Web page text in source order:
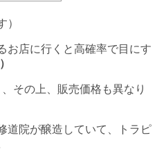
）
お店に行くと高確率で目にす
その上、販売価格も異なり
道院が醸造していて、トラピ